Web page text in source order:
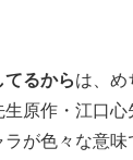
てるからは、め
原作・ 江口心
が色々な意